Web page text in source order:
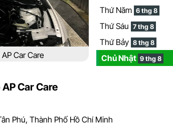
Car Care
Thứ Năm 6 thg 8
Thứ Sáu 7 thg 8
Thứ Bảy 8 thg 8
Chủ Nhật 9 thg 8
Car Care
Phú, Thành Phố Hồ Chí Minh